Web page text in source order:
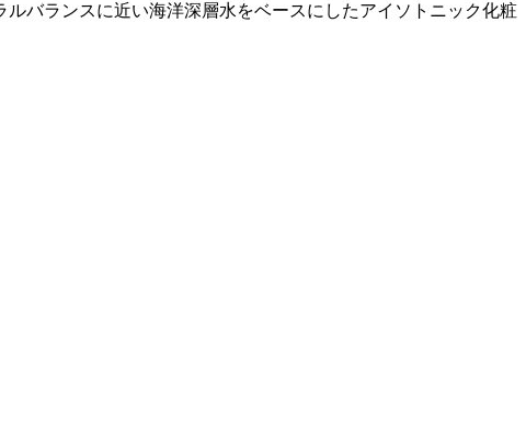
バランスに近い海洋深層水をベースにしたアイソトニック化粧